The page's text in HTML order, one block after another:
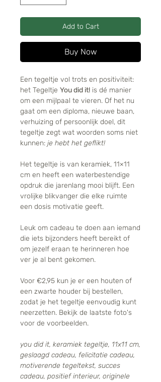
Add to Cart
Buy Now
Een tegeltje vol trots en positiviteit:
het Tegeltje You did it! is dé manier
om een mijlpaal te vieren. Of het nu
gaat om een diploma, nieuwe baan,
verhuizing of persoonlijk doel, dit
tegeltje zegt wat woorden soms niet
kunnen: je hebt het geflikt!
Het tegeltje is van keramiek, 11×11
cm en heeft een waterbestendige
opdruk die jarenlang mooi blijft. Een
vrolijke blikvanger die elke ruimte
een dosis motivatie geeft.
Leuk om cadeau te doen aan iemand
die iets bijzonders heeft bereikt of
om jezelf eraan te herinneren hoe
ver je al bent gekomen.
Voor €2,95 kun je er een houten of
een zwarte houder bij bestellen,
zodat je het tegeltje eenvoudig kunt
neerzetten. Bekijk de laatste foto's
voor de voorbeelden.
you did it, keramiek tegeltje, 11x11 cm,
geslaagd cadeau, felicitatie cadeau,
motiverende tegeltekst, succes
cadeau, positief interieur, originele